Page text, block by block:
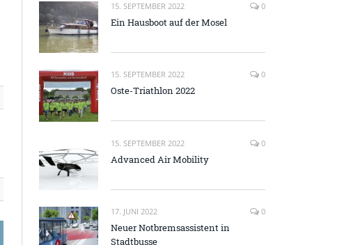
15. SEPTEMBER 2022 0
Ein Hausboot auf der Mosel
15. SEPTEMBER 2022 0
Oste-Triathlon 2022
15. SEPTEMBER 2022 0
Advanced Air Mobility
17. JUNI 2022 0
Neuer Notbremsassistent in
Stadtbusse